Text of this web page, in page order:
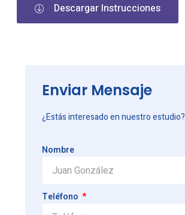
Descargar Instrucciones
Enviar Mensaje
¿Estás interesado en nuestro estudio?
Nombre
Teléfono